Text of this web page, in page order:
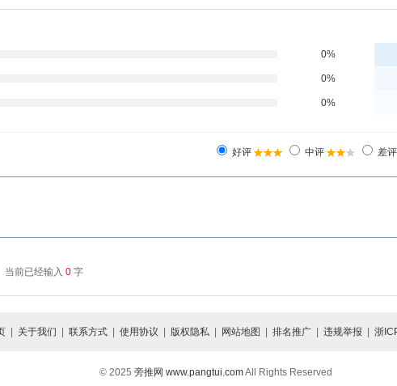
关于我们 联系方式 使用协议 版权隐私 网站地图 排名推广 违规举报 浙
© 2025 旁推网 www.pangtui.comAll Rights Reserved